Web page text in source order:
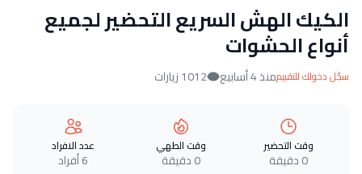
الكيك الهش السريع التحضير لجميع
أنواع الحشوات
سجّل دخولك للتقييممنذ 4 أسابيع 1012 زيارات
وقت التحضير
0 دقيقة
وقت الطهي
0 دقيقة
عدد الافراد
6 أفراد